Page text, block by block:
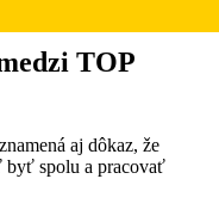
TOP
aj dôkaz, že
byť spolu a pracovať